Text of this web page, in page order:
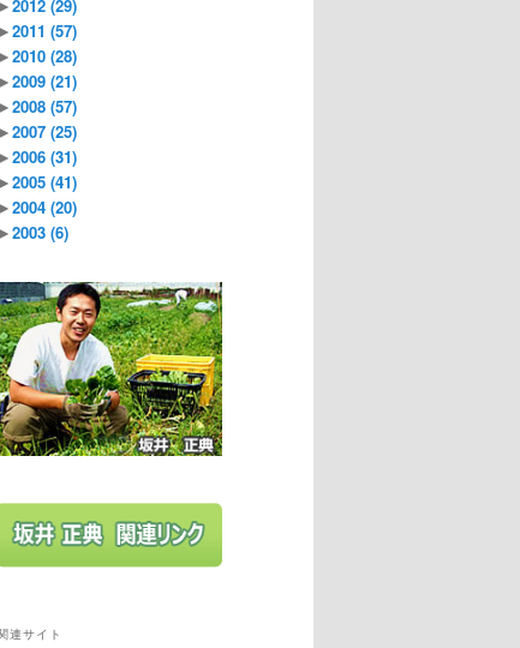
►2012 (29)
►2011 (57)
►2010 (28)
►2009 (21)
►2008 (57)
►2007 (25)
►2006 (31)
►2005 (41)
►2004 (20)
►2003 (6)
連サイト